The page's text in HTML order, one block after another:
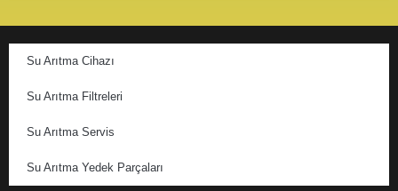
Su Arıtma Cihazı
Su Arıtma Filtreleri
Su Arıtma Servis
Su Arıtma Yedek Parçaları